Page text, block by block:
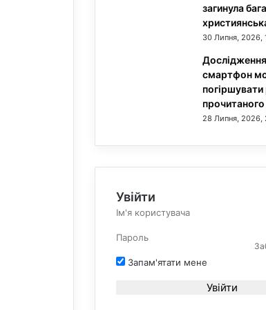
загинула
30 Липня, 2026,
смартфон
прочитаного
28 Липня, 2026,
Увійти
Запам'ятати мене
Увійти